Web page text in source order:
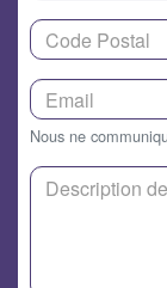
Nous ne